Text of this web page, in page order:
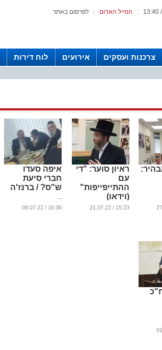
לפרסום באתר המייל האדום
צרכנות ועסקים אירועים לוח דירות
ראיון סוער: "די
עם
ההתייפייפות"
(וידאו)
...
15:23 / 21.07.22
איפה סעדו
חברי סיעת
ש"ס? / ברנז'ה
...
16:36 / 08.07.22